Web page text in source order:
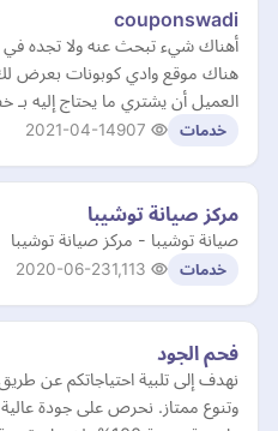
couponswadi
أهناك شيء تبحث عنه ولا تجده
هناك موقع وادي كوبونات بعرض
العميل أن يشتري ما يحتاج إليه
خدمات 2021-04-14
مركز صيانة توشيبا
صيانة توشيبا - مركز صيانة توشيبا
خدمات 2020-06-23
فحم الجود
نهدف إلى تلبية احتياجاتكم عن
وتنوع ممتاز. نحرص على جودة